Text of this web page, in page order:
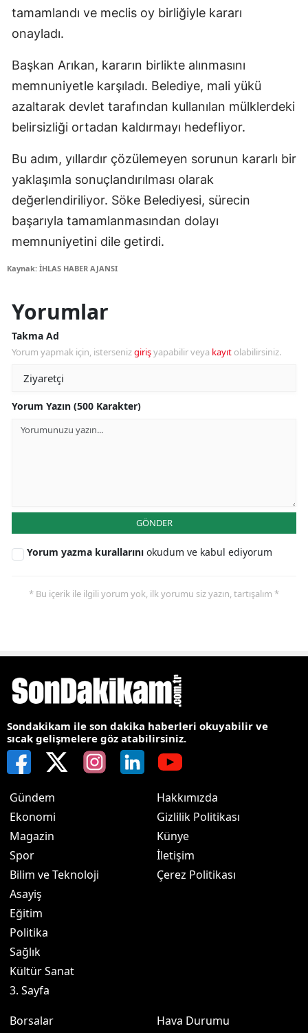
tamamlandı ve meclis oy birliğiyle kararı
onayladı.
Başkan Arıkan, kararın birlikte alınmasını
memnuniyetle karşıladı. Belediye, mali yükü
azaltarak devlet tarafından kullanılan mülklerdeki
belirsizliği ortadan kaldırmayı hedefliyor.
Bu adım, yıllardır çözülemeyen sorunun kararlı bir
yaklaşımla sonuçlandırılması olarak
değerlendiriliyor. Söke Belediyesi, sürecin
başarıyla tamamlanmasından dolayı
memnuniyetini dile getirdi.
Kaynak: İHLAS HABER AJANSI
Yorumlar
Takma Ad
Yorum yapmak için, istersenizgirişyapabilir veya kayıt olabilirsiniz.
Yorum Yazın (500 Karakter)
GÖNDER
Yorum yazma kurallarını okudum ve kabul ediyorum
* Bu içerik ile ilgili yorum yok, ilk yorumu siz yazın, tartışalım *
Sondakikam ile son dakika haberleri okuyabilir ve
sıcak gelişmelere göz atabilirsiniz.
Gündem
Ekonomi
Magazin
Spor
Bilim ve Teknoloji
Asayiş
Eğitim
Politika
Sağlık
Kültür Sanat
3. Sayfa
Hakkımızda
Gizlilik Politikası
Künye
İletişim
Çerez Politikası
Borsalar
Hava Durumu